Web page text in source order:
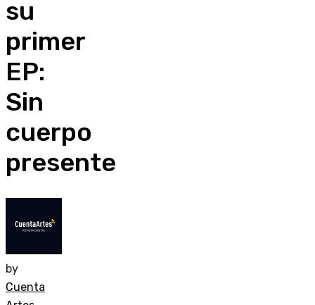
su
primer
EP:
Sin
cuerpo
presente
by
Cuenta